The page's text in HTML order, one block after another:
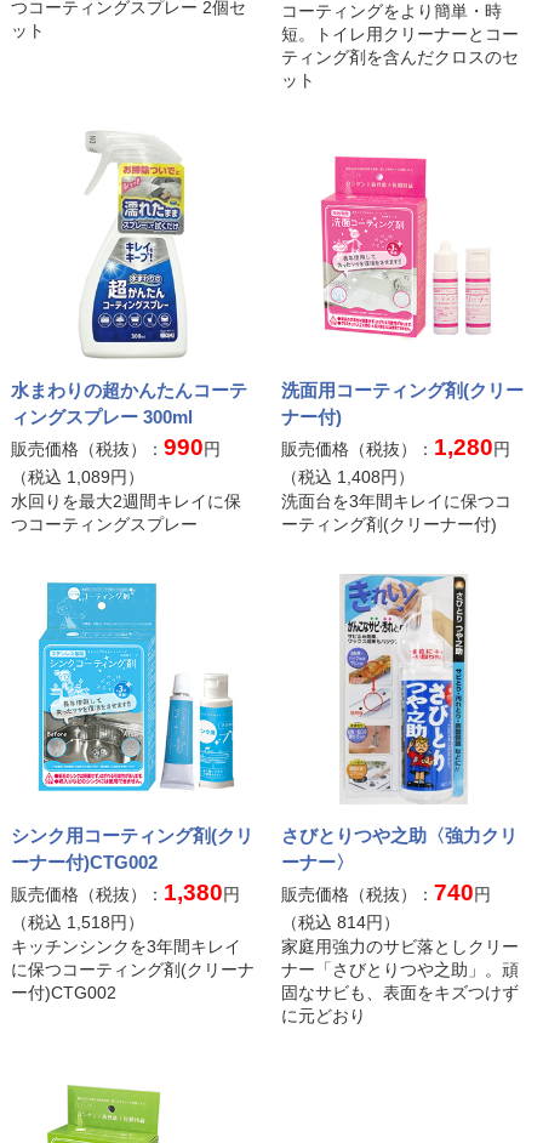
つコーティングスプレー 2個セ
ット
コーティングをより簡単・時
短。トイレ用クリーナーとコー
ティング剤を含んだクロスのセ
ット
水まわりの超かんたんコーテ
ィングスプレー 300ml
販売価格（税抜）： 990円
（税込 1,089円）
水回りを最大2週間キレイに保
つコーティングスプレー
洗面用コーティング剤(クリー
ナー付)
販売価格（税抜）： 1,280円
（税込 1,408円）
洗面台を3年間キレイに保つコ
ーティング剤(クリーナー付)
シンク用コーティング剤(クリ
ーナー付)CTG002
販売価格（税抜）： 1,380円
（税込 1,518円）
キッチンシンクを3年間キレイ
に保つコーティング剤(クリーナ
ー付)CTG002
さびとりつや之助〈強力クリ
ーナー〉
販売価格（税抜）： 740円
（税込814円）
家庭用強力のサビ落としクリー
ナー「さびとりつや之助」。頑
固なサビも、表面をキズつけず
に元どおり